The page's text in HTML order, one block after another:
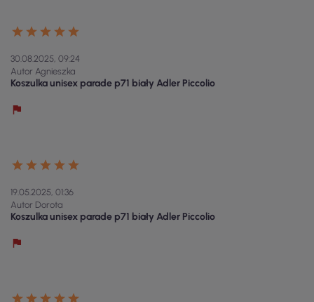
30.08.2025, 09:24
Autor Agnieszka
Koszulka unisex parade p71 biały Adler Piccolio
19.05.2025, 01:36
Autor Dorota
Koszulka unisex parade p71 biały Adler Piccolio